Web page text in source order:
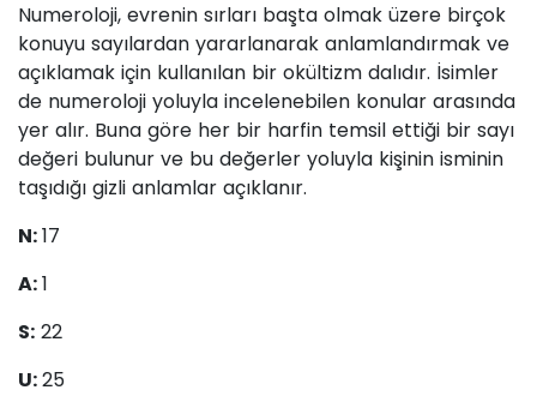
Numeroloji, evrenin sırları başta olmak üzere birçok
konuyu sayılardan yararlanarak anlamlandırmak ve
açıklamak için kullanılan bir okültizm dalıdır. İsimler
de numeroloji yoluyla incelenebilen konular arasında
yer alır. Buna göre her bir harfin temsil ettiği bir sayı
değeri bulunur ve bu değerler yoluyla kişinin isminin
taşıdığı gizli anlamlar açıklanır.
N:17
A:1
S: 22
U:25